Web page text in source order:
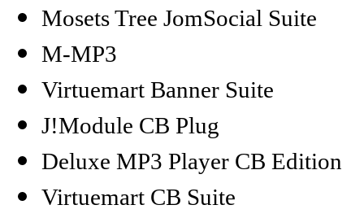
Mosets Tree JomSocial Suite
M-MP3
Virtuemart Banner Suite
J!Module CB Plug
Deluxe MP3 Player CB Edition
Virtuemart CB Suite